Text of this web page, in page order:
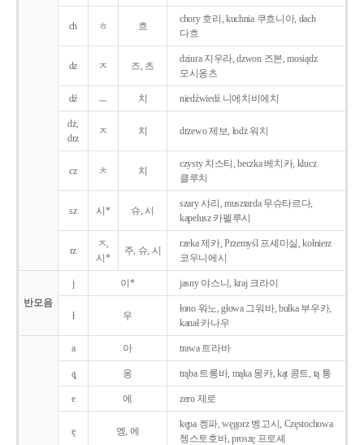
ch ㅎ 흐
chory 호리, kuchnia 쿠흐니아, dach
다흐
dz ㅈ 즈, 츠
dziura 지우라, dzwon 즈본, mosiądz
모시옹츠
dź ㅡ 치 niedźwiedź 니에치비에치
dż,
drz
ㅈ 치 drzewo 제보, łodż 워치
cz ㅊ 치
czysty 치스티, beczka 베치카, klucz
클루치
sz 시* 슈, 시
szary 샤리, musztarda 무슈타르다,
kapelusz 카펠루시
rz
ㅈ,
시*
주, 슈, 시
rzeka 제카, Przemyśl 프셰미실, kołnierz
코우니에시
반모음
j 이* jasny 야스니, kraj 크라이
ł 우
łono 워노, głowa 그워바, bułka 부우카,
kanał 카나우
a 아 trawa 트라바
ą̨ 옹 trąba 트롱바, mąka 몽카, kąt 콩트, tą 통
e 에 zero 제로
ę 엥, 에
kępa 켕파, węgorz 벵고시, Częstochowa
쳉스토호바, proszę 프로셰